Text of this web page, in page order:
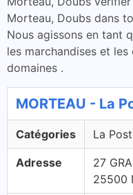
Morteau, Doubs dans
Nous agissons en tant
les marchandises et
domaines .
MORTEAU - La
Catégories La
Adresse
27
25500